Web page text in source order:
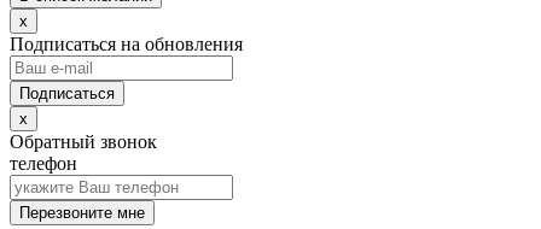
x
Подписаться на обновления
x
Обратный звонок
телефон
Перезвоните мне